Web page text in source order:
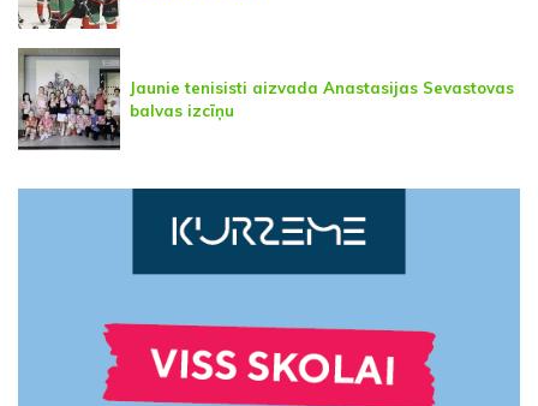
Jaunie tenisisti aizvada Anastasijas Sevastovas
balvas izcīņu